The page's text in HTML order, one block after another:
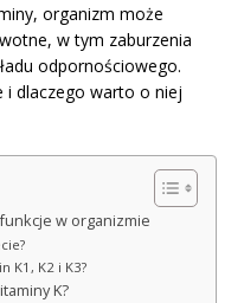
organizm może
w tym zaburzenia
odpornościowego.
i dlaczego warto o niej
w organizmie
K1, K2 i K3?
K?